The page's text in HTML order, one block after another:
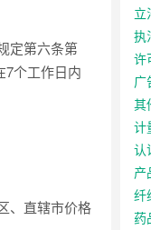
定第六条第
7个工作日内
、直辖市价格
立
执
许
广
其
计
认
产
纤
药